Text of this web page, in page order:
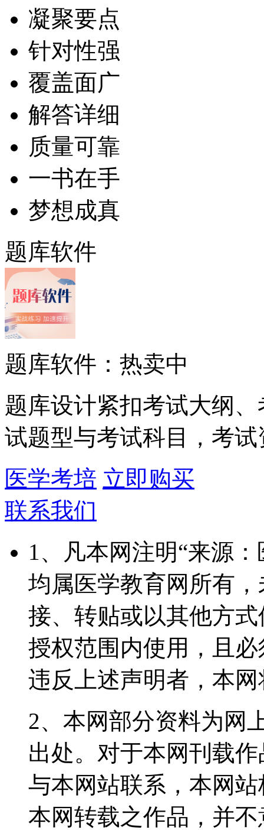
凝聚要点
针对性强
覆盖面广
解答详细
质量可靠
一书在手
梦想成真
题库软件
题库软件：热卖中
题库设计紧扣考试大纲
试题型与考试科目，考
医学考培 立即购买
联系我们
1、凡本网注明“来源
均属医学教育网所有
接、转贴或以其他方
授权范围内使用，且
违反上述声明者，本
2、本网部分资料为网
出处。对于本网刊载
与本网站联系，本网
本网转载之作品，并